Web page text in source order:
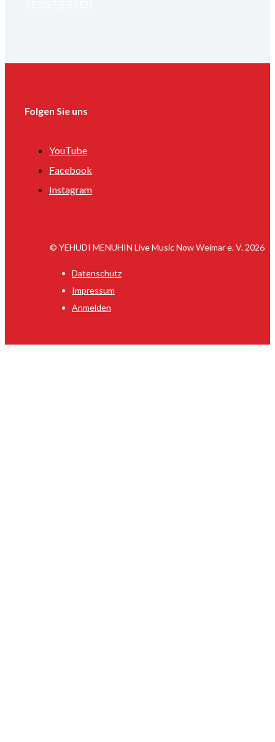
Folgen Sie uns
YouTube
Facebook
Instagram
© YEHUDI MENUHIN Live Music Now Weimar e. V. 2026
Datenschutz
Impressum
Anmelden